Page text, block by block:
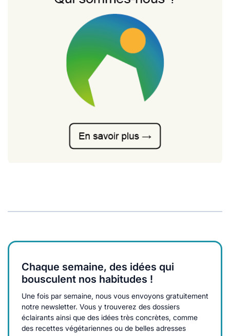
Chaque semaine, des idées qui
bousculent nos habitudes !
Une fois par semaine, nous vous envoyons gratuitement
notre newsletter. Vous y trouverez des dossiers
éclairants ainsi que des idées très concrètes, comme
des recettes végétariennes ou de belles adresses